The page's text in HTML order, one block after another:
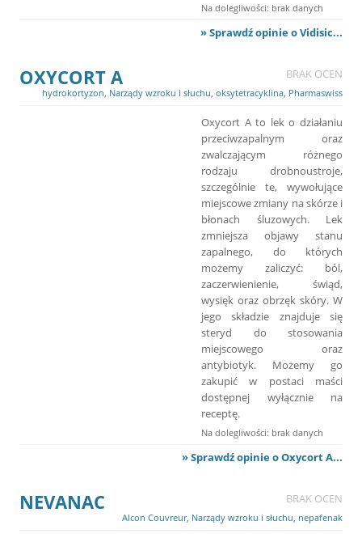
Na dolegliwości: brak danych
» Sprawdź opinie o Vidisic...
OXYCORT A BRAK OCEN
hydrokortyzon Narządy wzroku i słuchu oksytetracyklina Pharmaswiss
Oxycort A to lek o działaniu
przeciwzapalnym oraz
zwalczającym różnego
rodzaju drobnoustroje,
szczególnie te, wywołujące
miejscowe zmiany na skórze i
błonach śluzowych. Lek
zmniejsza objawy stanu
zapalnego, do których
możemy zaliczyć: ból,
zaczerwienienie, świąd,
wysięk oraz obrzęk skóry. W
jego składzie znajduje się
steryd do stosowania
miejscowego oraz
antybiotyk. Możemy go
zakupić w postaci maści
dostępnej wyłącznie na
receptę.
Na dolegliwości: brak danych
» Sprawdź opinie o Oxycort A...
NEVANAC BRAK OCEN
Alcon Couvreur, Narządy wzroku i słuchu nepafenak